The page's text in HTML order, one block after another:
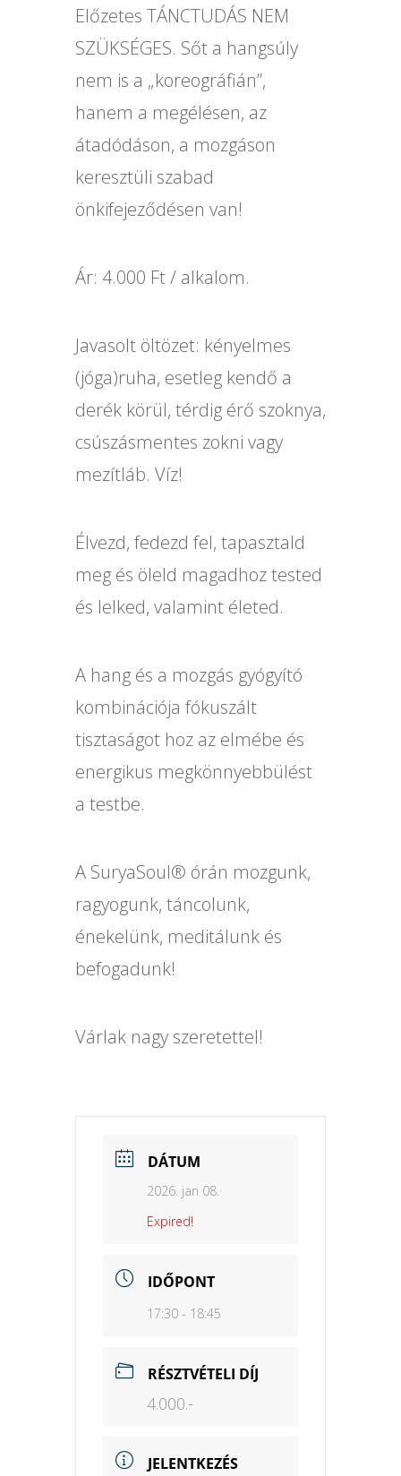
Előzetes TÁNCTUDÁS NEM
SZÜKSÉGES. Sőt a hangsúly
nem is a „koreográfián”,
hanem a megélésen, az
átadódáson, a mozgáson
keresztüli szabad
önkifejeződésen van!
Ár: 4.000 Ft / alkalom.
Javasolt öltözet: kényelmes
(jóga)ruha, esetleg kendő a
derék körül, térdig érő szoknya,
csúszásmentes zokni vagy
mezítláb. Víz!
Élvezd, fedezd fel, tapasztald
meg és öleld magadhoz tested
és lelked, valamint életed.
A hang és a mozgás gyógyító
kombinációja fókuszált
tisztaságot hoz az elmébe és
energikus megkönnyebbülést
a testbe.
A SuryaSoul® órán mozgunk,
ragyogunk, táncolunk,
énekelünk, meditálunk és
befogadunk!
Várlak nagy szeretettel!
DÁTUM
2026. jan 08.
Expired!
IDŐPONT
17:30 - 18:45
RÉSZTVÉTELI DÍJ
4.000.-
JELENTKEZÉS